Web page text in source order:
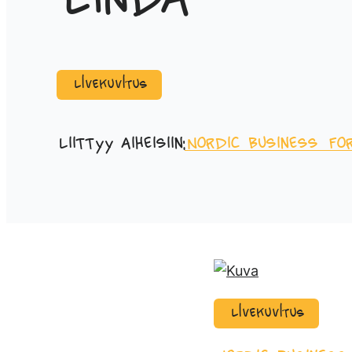
Livekuvitus
Liittyy aiheisiin:Nordic Business
Livekuvitus